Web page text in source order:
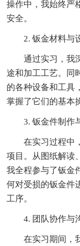
操作中，我始终严
安全。
2. 钣金材料与
通过实习，我深
途和加工工艺。同
的各种设备和工具
掌握了它们的基本
3. 钣金件制作
在实习过程中，
项目。从图纸解读
我全程参与了钣金
何对受损的钣金件
工序。
4. 团队协作与
在实习期间，我